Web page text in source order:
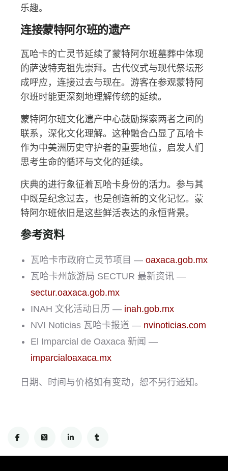
乐趣。
连接蒙特阿尔班的遗产
瓦哈卡的亡灵节延续了蒙特阿尔班墓葬中体现
的萨波特克祖先崇拜。古代仪式与现代祭坛形
成呼应，连接过去与现在。游客在参观蒙特阿
尔班时能更深刻地理解传统的延续。
蒙特阿尔班文化遗产中心鼓励探索两者之间的
联系，深化文化理解。这种融合凸显了瓦哈卡
作为中美洲历史守护者的重要地位，启发人们
思考生命的循环与文化的延续。
庆典的进行象征着瓦哈卡身份的活力。参与其
中既是纪念过去，也是创造新的文化记忆。蒙
特阿尔班依旧是这些鲜活表达的永恒背景。
参考资料
瓦哈卡市政府亡灵节项目 — oaxaca.gob.mx
瓦哈卡州旅游局 SECTUR 最新资讯 —
sectur.oaxaca.gob.mx
INAH 文化活动日历 — inah.gob.mx
NVI Noticias 瓦哈卡报道 — nvinoticias.com
El Imparcial de Oaxaca 新闻 —
imparcialoaxaca.mx
日期、时间与价格如有变动，恕不另行通知。